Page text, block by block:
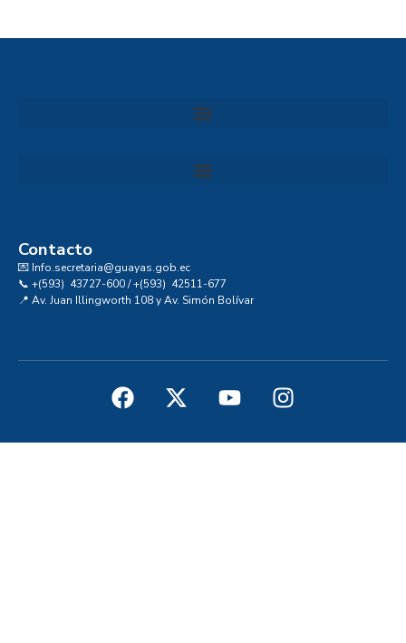
Contacto
💌 Info.secretaria@guayas.gob.ec
📞 +(593) 43727-600 / +(593) 42511-677
📍 Av. Juan Illingworth 108 y Av. Simón Bolívar